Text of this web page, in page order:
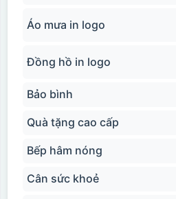
Áo mưa in logo
Đồng hồ in logo
Bảo bình
Quà tặng cao cấp
Bếp hâm nóng
Cân sức khoẻ